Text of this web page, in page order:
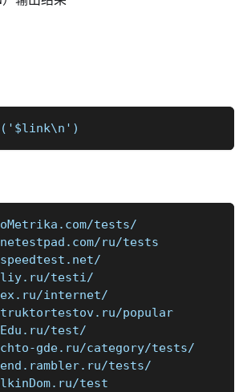
tests/
ru/tests
testi/
internet/
popular
test/
gde.ru/category/tests/
tests/
test